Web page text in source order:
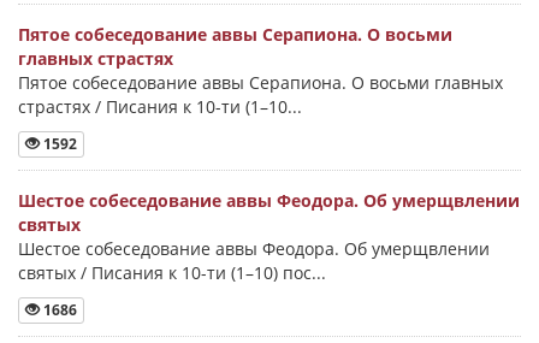
Пятое собеседование аввы Серапиона. О восьми
главных страстях
Пятое собеседование аввы Серапиона. О восьми главных
страстях / Писания к 10-ти (1–10...
1592
Шестое собеседование аввы Феодора. Об умерщвлении
святых
Шестое собеседование аввы Феодора. Об умерщвлении
святых / Писания к 10-ти (1–10) пос...
1686